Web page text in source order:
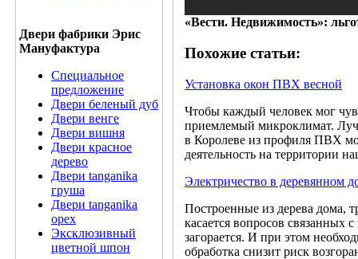
Двери фабрики Эрис
Мануфактура
Специальное
предложение
Двери беленый дуб
Двери венге
Двери вишня
Двери красное
дерево
Двери tanganika
груша
Двери tanganika
oрех
Эксклюзивный
цветной шпон
«Вести. Недвижимость»:
Похожие статьи:
Установка окон ПВХ весной
Чтобы каждый человек мог
приемлемый микроклимат.
в Королеве из профиля ПВХ
деятельность на территории
Электричество в деревянном
Построенные из дерева дома,
касается вопросов связанных
загорается. И при этом
обработка снизит риск